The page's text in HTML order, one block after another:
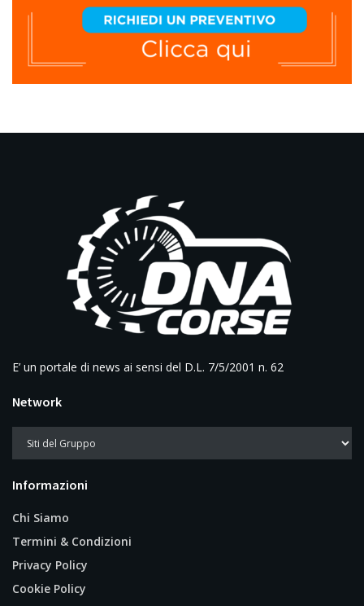
E’ un portale di news ai sensi del D.L. 7/5/2001 n. 62
Network
Informazioni
Chi Siamo
Termini & Condizioni
Privacy Policy
Cookie Policy